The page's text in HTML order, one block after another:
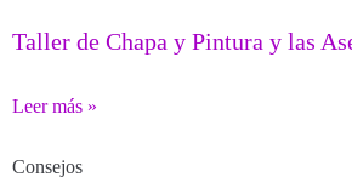
Taller de Chapa y Pintura y las
Leer más »
Consejos